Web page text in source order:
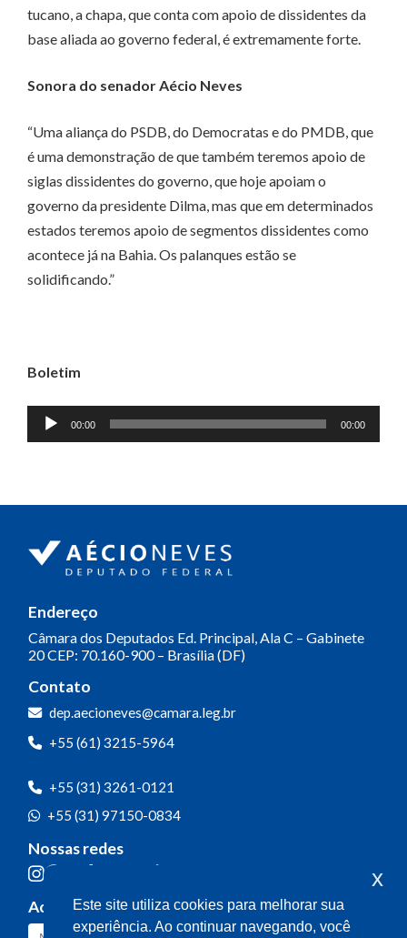
tucano, a chapa, que conta com apoio de dissidentes da
base aliada ao governo federal, é extremamente forte.
Sonora do senador Aécio Neves
“Uma aliança do PSDB, do Democratas e do PMDB, que
é uma demonstração de que também teremos apoio de
siglas dissidentes do governo, que hoje apoiam o
governo da presidente Dilma, mas que em determinados
estados teremos apoio de segmentos dissidentes como
acontece já na Bahia. Os palanques estão se
solidificando.”
Boletim
Tocador
de
00:00 00:00
Endereço
Câmara dos Deputados Ed. Principal, Ala C – Gabinete
20CEP: 70.160-900 – Brasília (DF)
Contato
dep.aecioneves@camara.leg.br
+55 (61) 3215-5964
+55 (31) 3261-0121
+55 (31) 97150-0834
Nossas redes
Acompanhe o meu mandato
Este site utiliza cookies para melhorar sua
experiência. Ao continuar navegando, você
x